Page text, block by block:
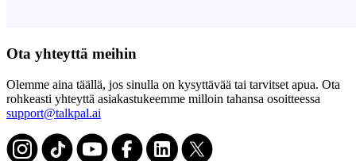
Ota yhteyttä meihin
Olemme aina täällä, jos sinulla on kysyttävää tai tarvitset apua. Ota
rohkeasti yhteyttä asiakastukeemme milloin tahansa osoitteessa
support@talkpal.ai